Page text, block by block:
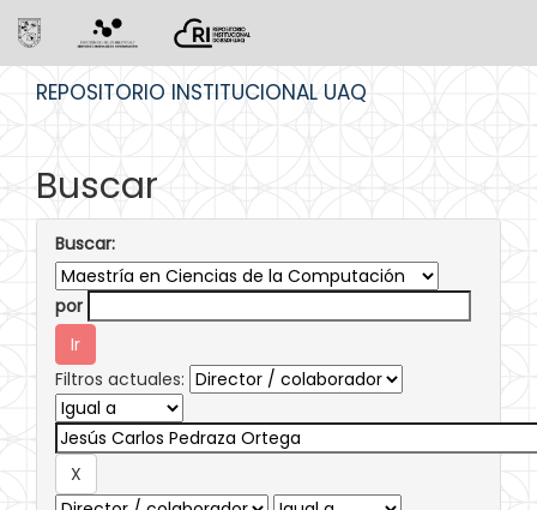
REPOSITORIO INSTITUCIONAL UAQ
Buscar
Buscar:
por
Filtros actuales: